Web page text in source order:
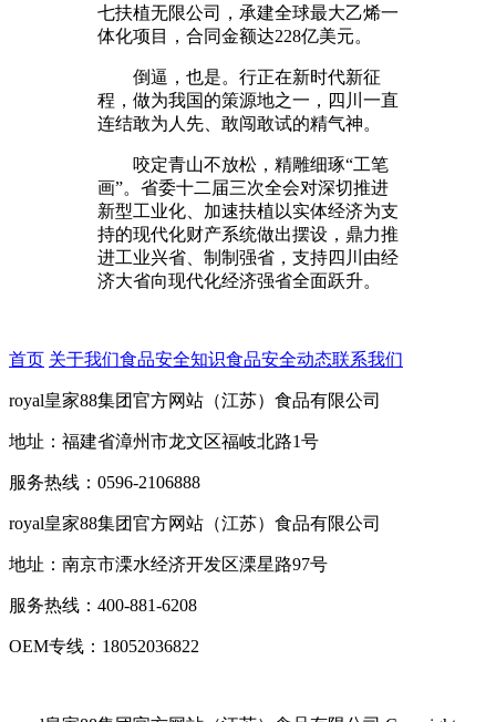
七扶植无限公司，承建全球最大乙烯一
体化项目，合同金额达228亿美元。
倒逼，也是。行正在新时代新征
程，做为我国的策源地之一，四川一直
连结敢为人先、敢闯敢试的精气神。
咬定青山不放松，精雕细琢“工笔
画”。省委十二届三次全会对深切推进
新型工业化、加速扶植以实体经济为支
持的现代化财产系统做出摆设，鼎力推
进工业兴省、制制强省，支持四川由经
济大省向现代化经济强省全面跃升。
首页 关于我们食品安全知识食品安全动态联系我们
royal皇家88集团官方网站（江苏）食品有限公司
地址：福建省漳州市龙文区福岐北路1号
服务热线：0596-2106888
royal皇家88集团官方网站（江苏）食品有限公司
地址：南京市溧水经济开发区溧星路97号
服务热线：400-881-6208
OEM专线：18052036822